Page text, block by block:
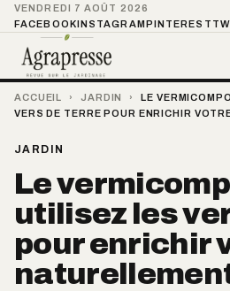
VENDREDI 7 AOÛT 2026
FACEBOOKINSTAGRAMPINTEREST
ACCUEIL › JARDIN ›
LE
VERS DE TERRE POUR ENRICHIR
JARDIN
Le
utilisez les
pour enrichir